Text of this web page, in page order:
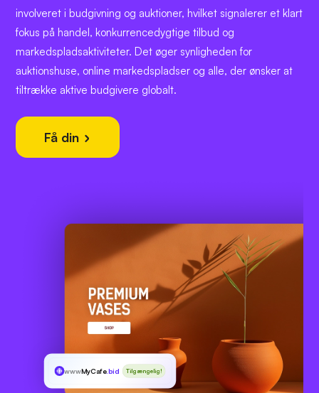
involveret i budgivning og auktioner, hvilket signalerer et klart
fokus på handel, konkurrencedygtige tilbud og
markedspladsaktiviteter. Det øger synligheden for
auktionshuse, online markedspladser og alle, der ønsker at
tiltrække aktive budgivere globalt.
Få din
wwwMyCafe.bid Tilgængelig!